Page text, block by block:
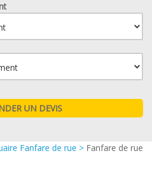
Fanfare de rue > Fanfare de rue